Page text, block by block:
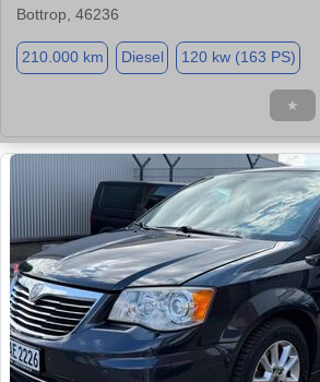
Bottrop, 46236
210.000 km Diesel 120 kw (163 PS)
★